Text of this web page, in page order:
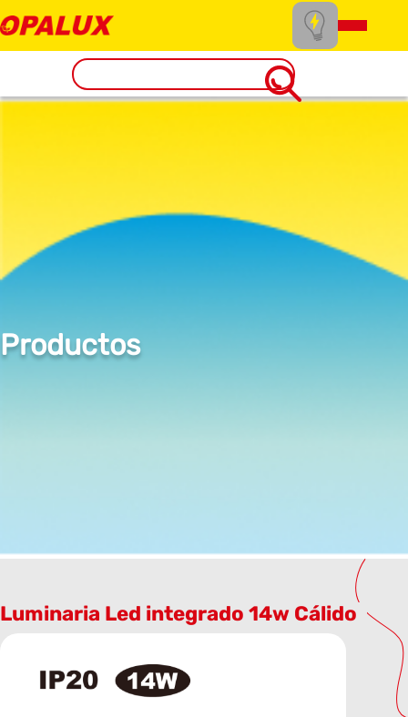
Productos
Luminaria Led integrado 14w Cálido